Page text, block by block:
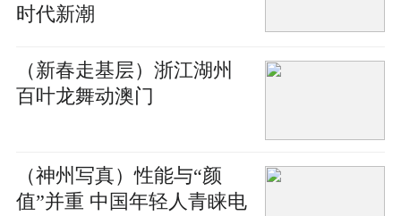
时代新潮
（新春走基层）浙江湖州
百叶龙舞动澳门
（神州写真）性能与“颜
值”并重 中国年轻人青睐电